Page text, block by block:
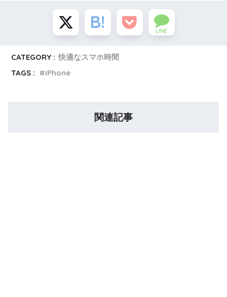
LINE
CATEGORY : 快適なスマホ時間
TAGS :
iPhone
関連記事